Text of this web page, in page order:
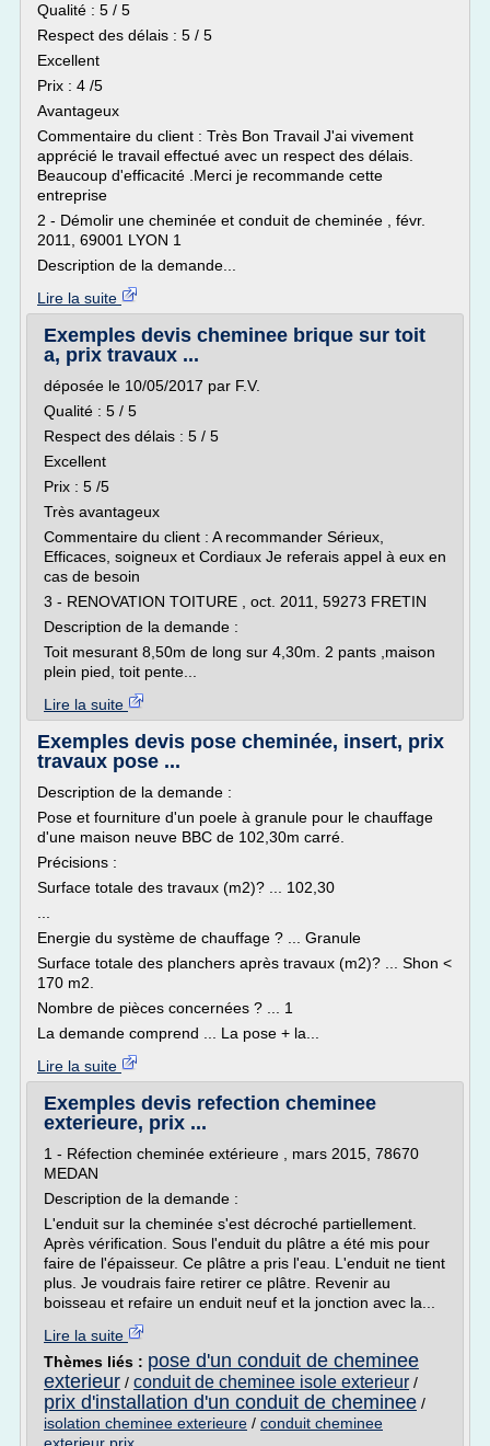
Qualité : 5 / 5
Respect des délais : 5 / 5
Excellent
Prix : 4 /5
Avantageux
Commentaire du client : Très Bon Travail J'ai vivement
apprécié le travail effectué avec un respect des délais.
Beaucoup d'efficacité .Merci je recommande cette
entreprise
2 - Démolir une cheminée et conduit de cheminée , févr.
2011, 69001 LYON 1
Description de la demande...
Lire la suite
Exemples devis cheminee brique sur toit
a, prix travaux ...
déposée le 10/05/2017 par F.V.
Qualité : 5 / 5
Respect des délais : 5 / 5
Excellent
Prix : 5 /5
Très avantageux
Commentaire du client : A recommander Sérieux,
Efficaces, soigneux et Cordiaux Je referais appel à eux en
cas de besoin
3 - RENOVATION TOITURE , oct. 2011, 59273 FRETIN
Description de la demande :
Toit mesurant 8,50m de long sur 4,30m. 2 pants ,maison
plein pied, toit pente...
Lire la suite
Exemples devis pose cheminée, insert, prix
travaux pose ...
Description de la demande :
Pose et fourniture d'un poele à granule pour le chauffage
d'une maison neuve BBC de 102,30m carré.
Précisions :
Surface totale des travaux (m2)? ... 102,30
Energie du système de chauffage ? ... Granule
Surface totale des planchers après travaux (m2)? ... Shon <
170 m2.
Nombre de pièces concernées ? ... 1
La demande comprend ... La pose + la...
Lire la suite
Exemples devis refection cheminee
exterieure, prix ...
1 - Réfection cheminée extérieure , mars 2015, 78670
MEDAN
Description de la demande :
L'enduit sur la cheminée s'est décroché partiellement.
Après vérification. Sous l'enduit du plâtre a été mis pour
faire de l'épaisseur. Ce plâtre a pris l'eau. L'enduit ne tient
plus. Je voudrais faire retirer ce plâtre. Revenir au
boisseau et refaire un enduit neuf et la jonction avec la...
Lire la suite
Thèmes liés : pose d'un conduit de cheminee
exterieur / conduit de cheminee isole exterieur /
prix d'installation d'un conduit de cheminee /
isolation cheminee exterieure / conduit cheminee